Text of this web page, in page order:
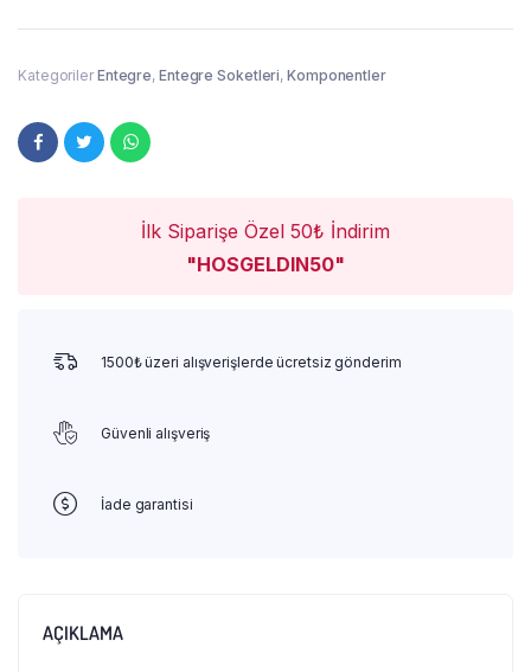
Kategoriler Entegre, Entegre Soketleri,Komponentler
İlk Siparişe Özel 50₺ İndirim
"HOSGELDIN50"
1500₺ üzeri alışverişlerde ücretsiz gönderim
Güvenli alışveriş
İade garantisi
AÇIKLAMA